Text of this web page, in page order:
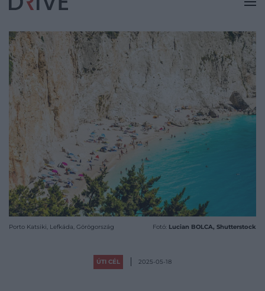
Porto Katsiki, Lefkáda, Görögország Fotó: Lucian BOLCA, Shutterstock
ÚTI CÉL 2025-05-18